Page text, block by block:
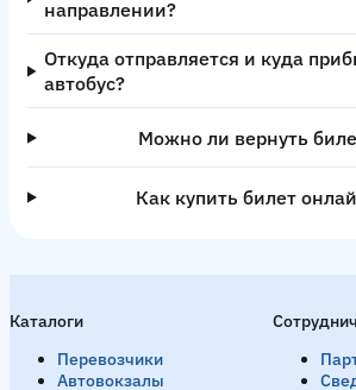
направлении?
Откуда отправляется и куда
автобус?
Можно ли вернуть
Как купить билет
Каталоги
Перевозчики
Автовокзалы